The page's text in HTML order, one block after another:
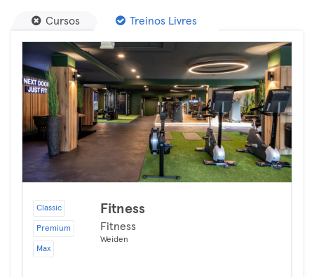
Cursos Treinos Livres
Classic
Premium
Max
Fitness
Fitness
Weiden